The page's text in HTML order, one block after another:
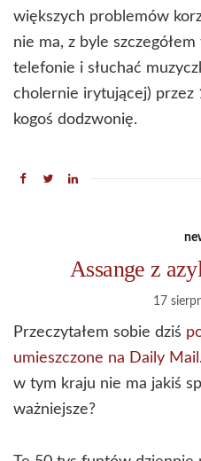
większych problemów
nie ma, z byle
telefonie i słuchać
cholernie irytującej) przez
kogoś dodzwonię.
Assange z
17
Przeczytałem sobie dziś
umieszczone na Daily Mail
w tym kraju nie ma jakiś
ważniejsze?